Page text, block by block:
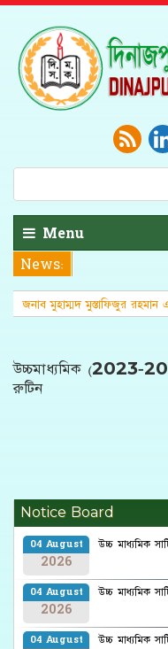
Menu
News:
জনাব মুহাম্মদ মুস্তাফিজুর রহমান
উচ্চমাধ্যমিক (2023-
রুটিন
Notice Board
04 August
2026
উচ্চ মাধ্যমিক
04 August
2026
উচ্চ মাধ্যমিক
04 August উচ্চ মাধ্যমিক